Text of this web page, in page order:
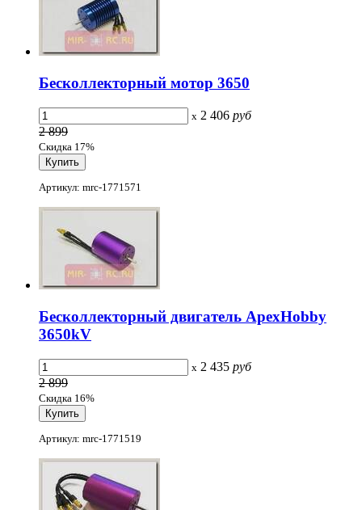
Бесколлекторный мотор 3650
x 2 406 руб
2 899
Скидка 17%
Артикул: mrc-1771571
Бесколлекторный двигатель ApexHobby
3650kV
x 2 435 руб
2 899
Скидка 16%
Артикул: mrc-1771519